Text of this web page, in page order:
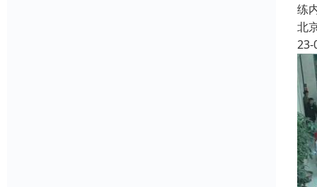
练
北
23-